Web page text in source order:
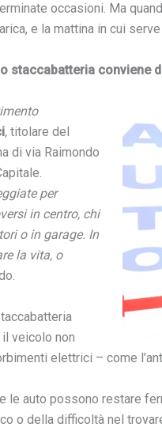
occasioni. Ma
e la mattina in cui serve
staccabatteria conviene
, titolare del
di via Raimondo
per
in centro, chi
o in garage. In
la vita, o
veicolo non
elettrici – come
le auto possono restare
o della difficoltà nel